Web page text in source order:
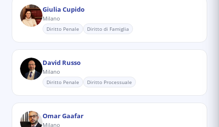
Giulia Cupido
Milano
Diritto Penale Diritto di Famiglia
David Russo
Milano
Diritto Penale Diritto Processuale
Omar Gaafar
Milano